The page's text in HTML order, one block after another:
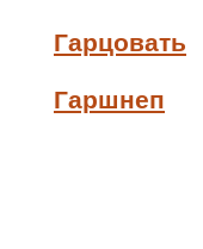
Гарцовать
Гаршнеп